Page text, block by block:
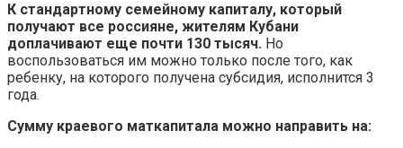
К стандартному семейному капиталу, который
получают все россияне, жителям Кубани
доплачивают еще почти 130 тысяч. Но
воспользоваться им можно только после того, как
ребенку, на которого получена субсидия, исполнится 3
года.
Сумму краевого маткапитала можно направить на: